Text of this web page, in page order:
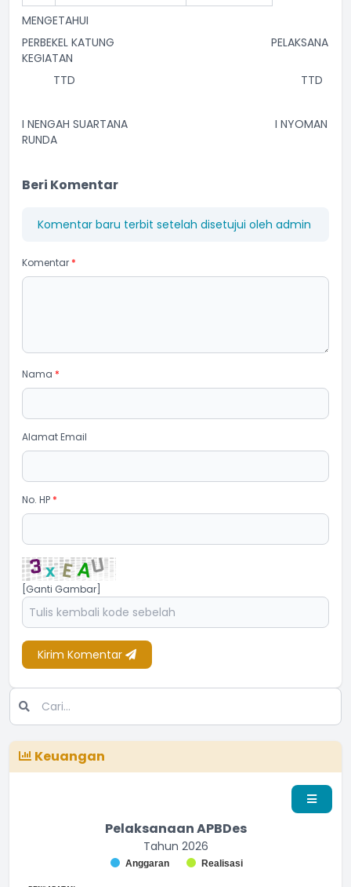
MENGETAHUI
PERBEKEL KATUNG PELAKSANA
KEGIATAN
TTD TTD
I NENGAH SUARTANA I NYOMAN
RUNDA
Beri Komentar
Komentar baru terbit setelah disetujui oleh admin
Komentar *
Nama *
Alamat Email
No. HP *
[Ganti Gambar]
Kirim Komentar
Keuangan
Pelaksanaan APBDes
Tahun 2026
Anggaran Realisasi